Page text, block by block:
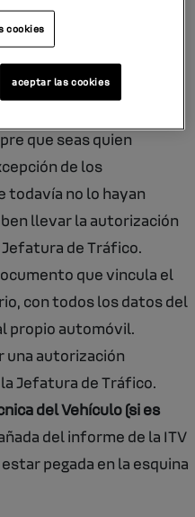
obligatoria para
obligatoria a
que seas quien
de los
todavía no lo hayan
llevar la autorización
de Tráfico.
que vincula el
con todos los datos del
propio automóvil.
una autorización
Jefatura de Tráfico.
del Vehículo (si es
del informe de la ITV
pegada en la esquina
cookies
aceptar las cookies